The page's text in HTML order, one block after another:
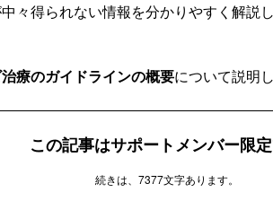
々得られない情報を分かりやすく解説
療のガイドラインの概要について説明
この記事はサポートメンバー限
続きは、7377文字あります。